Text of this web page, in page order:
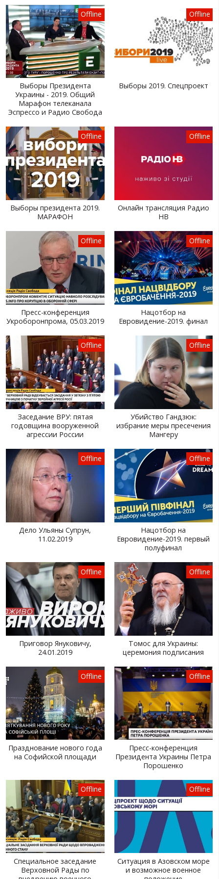
ВИДЕО
РОССИЙСКО-УКРАИНСКАЯ ВОЙНА
WINTER ON FIRE: UKRAINE'S FIGHT FOR FREEDOM
ХРОНОЛОГИЯ ЄВРОМАЙДАНА
УСЛУГИ
Offline
Выборы Президента
Украины - 2019. Общий
Марафон телеканала
Эспрессо и Радио Свобода
Offline
Выборы 2019. Спецпроект
Offline
Выборы президента 2019.
МАРАФОН
Offline
Онлайн трансляция Радио
НВ
Offline
Пресс-конференция
Укроборонпрома, 05.03.2019
Offline
Нацотбор на
Евровидение-2019. финал
Offline
Заседание ВРУ: пятая
годовщина вооруженной
агрессии России
Offline
Убийство Гандзюк:
избрание меры пресечения
Мангеру
Offline
Дело Ульяны Супрун,
11.02.2019
Offline
Нацотбор на
Евровидение-2019. первый
полуфинал
Offline
Приговор Януковичу,
24.01.2019
Offline
Томос для Украины:
церемония подписания
Offline
Празднование нового года
на Софийской площади
Offline
Пресс-конференция
Президента Украины Петра
Порошенко
Offline
Специальное заседание
Верховной Рады по
Offline
Ситуация в Азовском море
и возможное военное